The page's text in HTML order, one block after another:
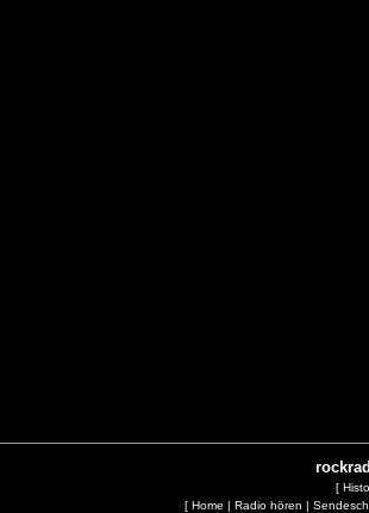
[
[ Home | Radio hören |